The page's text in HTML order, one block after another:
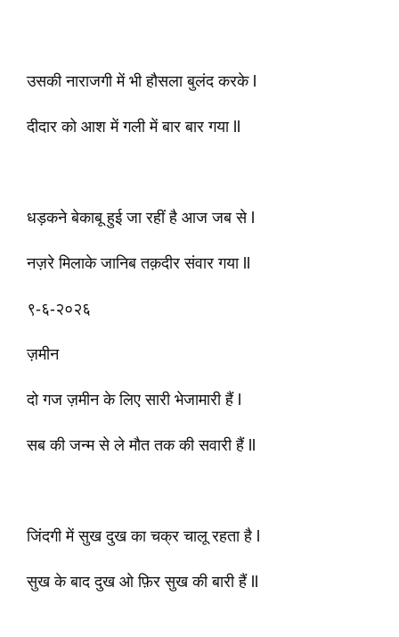
उसकी नाराजगी में भी हौसला बुलंद करके l
दीदार को आश में गली में बार बार गया ll
धड़कने बेकाबू हुई जा रहीं है आज जब से l
नज़रे मिलाके जानिब तक़दीर संवार गया ll
९-६-२०२६
ज़मीन
दो गज ज़मीन के लिए सारी भेजामारी हैं l
सब की जन्म से ले मौत तक की सवारी हैं ll
जिंदगी में सुख दुख का चक्र चालू रहता है l
सुख के बाद दुख ओ फ़िर सुख की बारी हैं ll